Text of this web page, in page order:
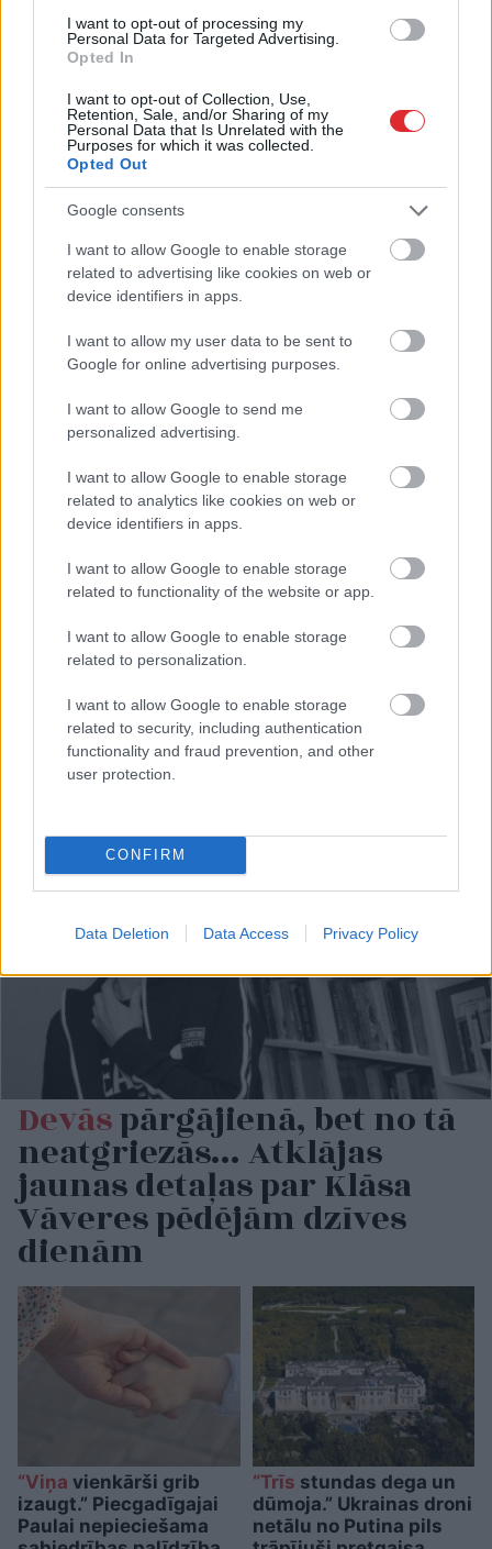
I want to opt-out of processing my
Personal Data for Targeted Advertising.
Opted In
I want to opt-out of Collection, Use,
Retention, Sale, and/or Sharing of my
Personal Data that Is Unrelated with the
Purposes for which it was collected.
Opted Out
Google consents
I want to allow Google to enable storage
related to advertising like cookies on web or
device identifiers in apps.
I want to allow my user data to be sent to
Google for online advertising purposes.
I want to allow Google to send me
personalized advertising.
I want to allow Google to enable storage
related to analytics like cookies on web or
device identifiers in apps.
I want to allow Google to enable storage
related to functionality of the website or app.
I want to allow Google to enable storage
related to personalization.
I want to allow Google to enable storage
related to security, including authentication
functionality and fraud prevention, and other
user protection.
CONFIRM
Data Deletion Data Access Privacy Policy
Biedrība“Tavi draugi”
par palīdzību Ukrainai –
atklājas plaša
nomelnošanas
lietussargu! Laika
prognoze pirmdienai
Netanjahupasaka
stingru “nē” Trampa
atbalstītajam Gazas
Krievijas biznesa sirdī?
Sekas var būt daudz
nopietnākas par
sadegušām noliktavām
RaitisLogins: Ja
nespēs vienoties,
prognozēju, ka
“airBaltic” tiks
maksātnespējas
pieteikums
Devāspārgājienā, bet no tā
neatgriezās… Atklājas
jaunas detaļas par Klāsa
Vāveres pēdējām dzīves
dienām
“Viņa vienkārši grib
izaugt.” Piecgadīgajai
Paulai nepieciešama
“Trīs stundas dega un
dūmoja.” Ukrainas droni
netālu no Putina pils
Atcelt Ziņot